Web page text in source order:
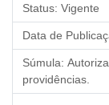
Status: Vigente
Data de
Súmula:
providências.